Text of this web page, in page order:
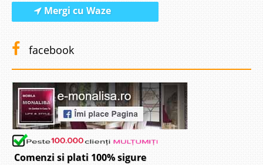
Mergi cu Waze
facebook
Comenzi si plati 100% sigure